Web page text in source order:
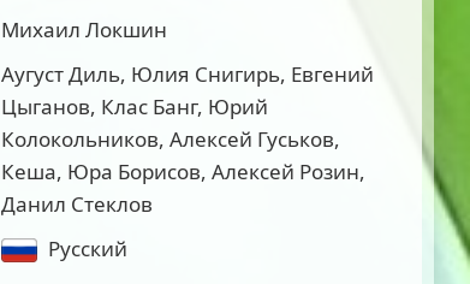
Михаил Локшин
Аугуст Диль, Юлия Снигирь, Евгений
Цыганов, Клас Банг, Юрий
Колокольников, Алексей Гуськов,
Кеша, Юра Борисов, Алексей Розин,
Данил Стеклов
Русский